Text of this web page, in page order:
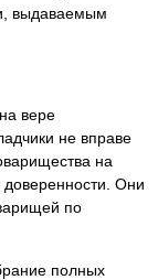
выдаваемым
вере
не вправе
на
доверенности. Они
по
полных